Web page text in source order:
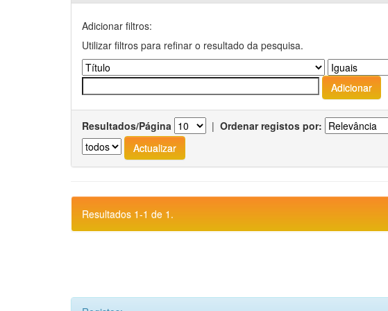
Adicionar filtros:
Utilizar filtros para refinar o resultado da pesquisa.
Resultados/Página | Ordenar registos por:
Resultados 1-1 de 1.